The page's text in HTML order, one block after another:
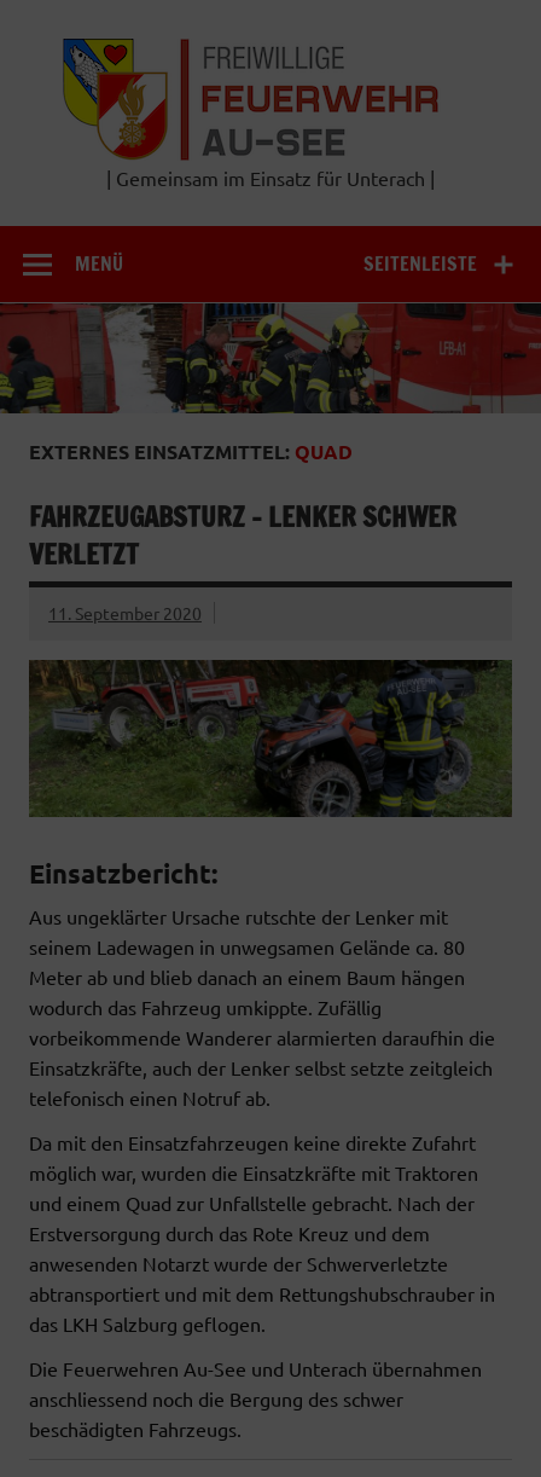
springen
| Gemeinsam im Einsatz für Unterach |
SEITENLEISTE
MENÜ
EXTERNES EINSATZMITTEL: QUAD
FAHRZEUGABSTURZ – LENKER SCHWER
VERLETZT
11. September 2020
Einsatzbericht:
Aus ungeklärter Ursache rutschte der Lenker mit
seinem Ladewagen in unwegsamen Gelände ca. 80
Meter ab und blieb danach an einem Baum hängen
wodurch das Fahrzeug umkippte. Zufällig
vorbeikommende Wanderer alarmierten daraufhin die
Einsatzkräfte, auch der Lenker selbst setzte zeitgleich
telefonisch einen Notruf ab.
Da mit den Einsatzfahrzeugen keine direkte Zufahrt
möglich war, wurden die Einsatzkräfte mit Traktoren
und einem Quad zur Unfallstelle gebracht. Nach der
Erstversorgung durch das Rote Kreuz und dem
anwesenden Notarzt wurde der Schwerverletzte
abtransportiert und mit dem Rettungshubschrauber in
das LKH Salzburg geflogen.
Die Feuerwehren Au-See und Unterach übernahmen
anschliessend noch die Bergung des schwer
beschädigten Fahrzeugs.